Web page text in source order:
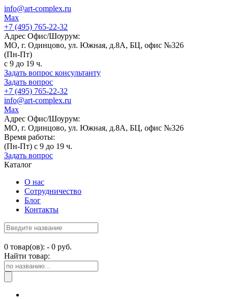
info@art-complex.ru
Max
+7 (495) 765-22-32
Адрес Офис/Шоурум:
МО, г. Одинцово, ул. Южная, д.8А, БЦ, офис №326
(Пн-Пт)
с 9 до 19 ч.
Задать вопрос консультанту
Задать вопрос
+7 (495) 765-22-32
info@art-complex.ru
Max
Адрес Офис/Шоурум:
МО, г. Одинцово, ул. Южная, д.8А, БЦ, офис №326
Время работы:
(Пн-Пт) с 9 до 19 ч.
Задать вопрос
Каталог
О нас
Сотрудничество
Блог
Контакты
0 товар(ов): - 0 руб.
Найти товар: